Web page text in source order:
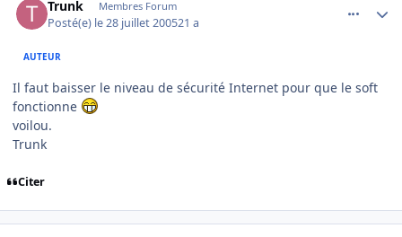
Trunk Membres Forum
Posté(e) le 28 juillet 200521 a
AUTEUR
Il faut baisser le niveau de sécurité Internet pour que le soft
fonctionne
voilou.
Trunk
Citer